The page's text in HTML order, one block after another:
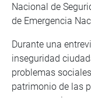
Nacional de
de Emergencia
Durante una
inseguridad
problemas
patrimonio de las